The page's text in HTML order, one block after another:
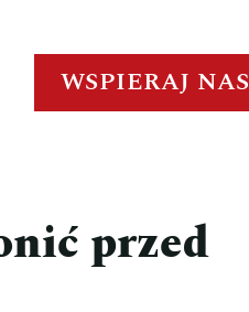
WSPIERAJ NAS
przed